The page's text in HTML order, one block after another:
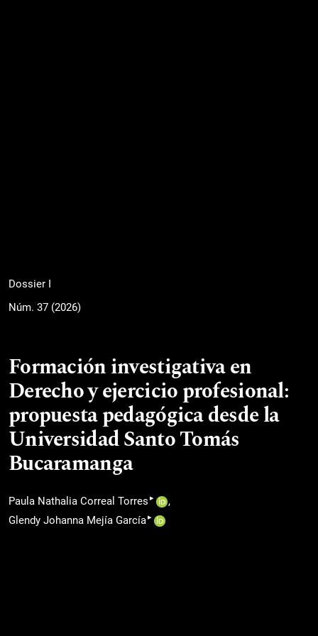
Dossier I
Núm. 37 (2026)
Formación investigativa en
Derecho y ejercicio profesional:
propuesta pedagógica desde la
Universidad Santo Tomás
Bucaramanga
Paula Nathalia Correal Torres ▸
Glendy Johanna Mejía García ▸